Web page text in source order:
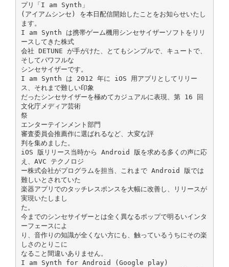
プリ「I am Synth」
(アイアムシンセ) を本日配信開始したことをお知らせいたし
ます。
I am Synth は携帯ゲーム機用シンセサイザーソフトをリリ
ースしてきた株式
会社 DETUNE が手がけた、とてもシンプルで、キュートで、
そしてパワフルな
シンセサイザーです。
I am Synth は 2012 年に iOS 用アプリとしてリリー
ス、それまで難しい印象
だったシンセサイザーを極めてカジュアルに表現、第 16 回
文化庁メディア芸術
祭
エンターテインメント部門
審査委員会推薦作に選ばれるなど、大変な評
判を集めました。
iOS 版リリース当時から Android 版を求める多くの声に応
え、AVC テクノロジ
ー株式会社がプログラムを担当、これまで Android 版では
難しいとされていた
楽器アプリでのタッチレスポンスを大幅に改善し、リリースが
実現いたしまし
た。
今までのシンセサイザーとは全く異なるポップで明るいインタ
ーフェースによ
り、⾳作りの知識が全くない方にも、触っているうちにその楽
しさのとりこに
なること間違いありません。
I am Synth for Android (Google play)